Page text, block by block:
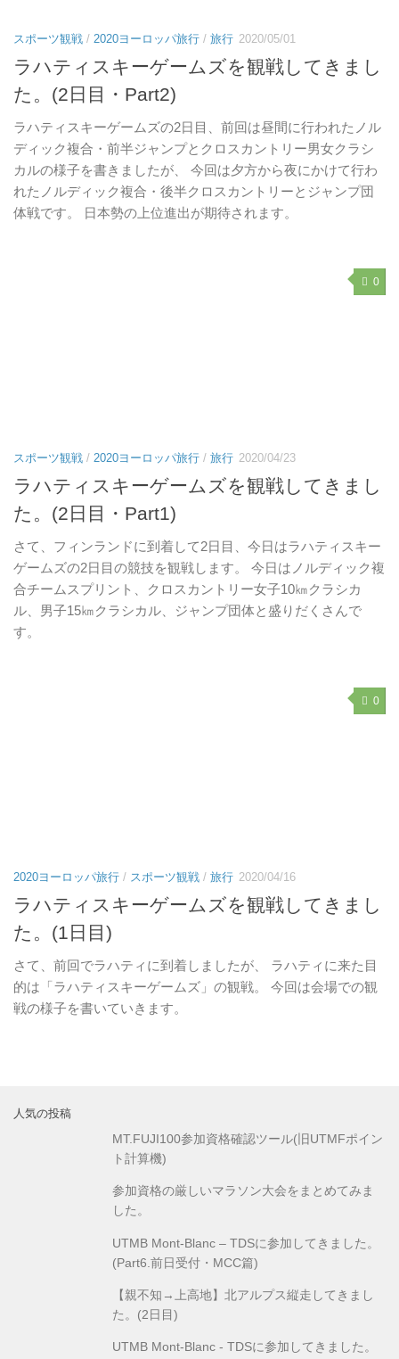
スポーツ観戦 / 2020ヨーロッパ旅行 / 旅行 2020/05/01
ラハティスキーゲームズを観戦してきまし
た。(2日目・Part2)
ラハティスキーゲームズの2日目、前回は昼間に行われたノル
ディック複合・前半ジャンプとクロスカントリー男女クラシ
カルの様子を書きましたが、 今回は夕方から夜にかけて行わ
れたノルディック複合・後半クロスカントリーとジャンプ団
体戦です。 日本勢の上位進出が期待されます。
0
スポーツ観戦 / 2020ヨーロッパ旅行 / 旅行 2020/04/23
ラハティスキーゲームズを観戦してきまし
た。(2日目・Part1)
さて、フィンランドに到着して2日目、今日はラハティスキー
ゲームズの2日目の競技を観戦します。 今日はノルディック複
合チームスプリント、クロスカントリー女子10㎞クラシカ
ル、男子15㎞クラシカル、ジャンプ団体と盛りだくさんで
す。
0
2020ヨーロッパ旅行 / スポーツ観戦 / 旅行 2020/04/16
ラハティスキーゲームズを観戦してきまし
た。(1日目)
さて、前回でラハティに到着しましたが、 ラハティに来た目
的は「ラハティスキーゲームズ」の観戦。 今回は会場での観
戦の様子を書いていきます。
人気の投稿
MT.FUJI100参加資格確認ツール(旧UTMFポイン
ト計算機)
参加資格の厳しいマラソン大会をまとめてみま
した。
UTMB Mont-Blanc – TDSに参加してきました。
(Part6.前日受付・MCC篇)
【親不知→上高地】北アルプス縦走してきまし
た。(2日目)
UTMB Mont-Blanc - TDSに参加してきました。